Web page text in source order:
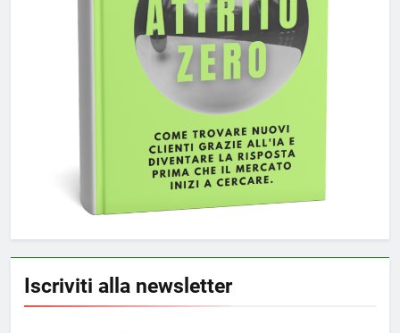
Iscriviti alla newsletter